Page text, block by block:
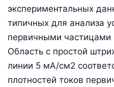
экспериментальных
типичных для анализа
первичными
Область с простой
линии 5 мА/см2
плотностей токов